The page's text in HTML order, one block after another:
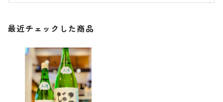
最近チェックした商品